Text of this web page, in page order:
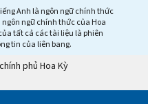
Anh là ngôn ngữ chính thức
ngữ chính thức của Hoa
tất cả các tài liệu là phiên
tin của liên bang.
phủ Hoa Kỳ